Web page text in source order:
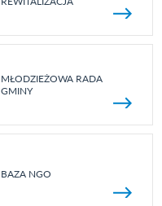
MŁODZIEŻOWA RADA
GMINY
BAZA NGO